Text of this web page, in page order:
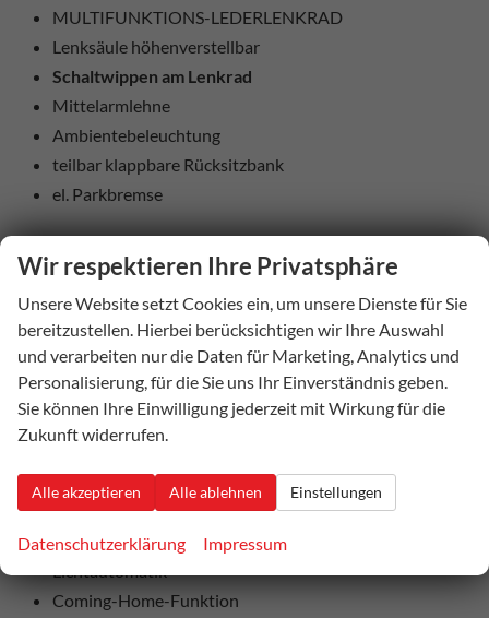
MULTIFUNKTIONS-LEDERLENKRAD
Lenksäule höhenverstellbar
Schaltwippen am Lenkrad
Mittelarmlehne
Ambientebeleuchtung
teilbar klappbare Rücksitzbank
el. Parkbremse
5-trg.
el. Fensterheber vorne + hinten
Dachreling schwarz
el. heranklappbare und beheizbare Außenspiegel
Colorverglasung
Regensensor
Licht und Sicht
LED-SCHEINWERFER (VOLL)
LED-Heckleuchten
Lichtautomatik
Coming-Home-Funktion
Wir respektieren Ihre Privatsphäre
Unsere Website setzt Cookies ein, um unsere Dienste für Sie
bereitzustellen. Hierbei berücksichtigen wir Ihre Auswahl
und verarbeiten nur die Daten für Marketing, Analytics und
Personalisierung, für die Sie uns Ihr Einverständnis geben.
Sie können Ihre Einwilligung jederzeit mit Wirkung für die
Zukunft widerrufen.
Alle akzeptieren Alle ablehnen Einstellungen
Datenschutzerklärung Impressum